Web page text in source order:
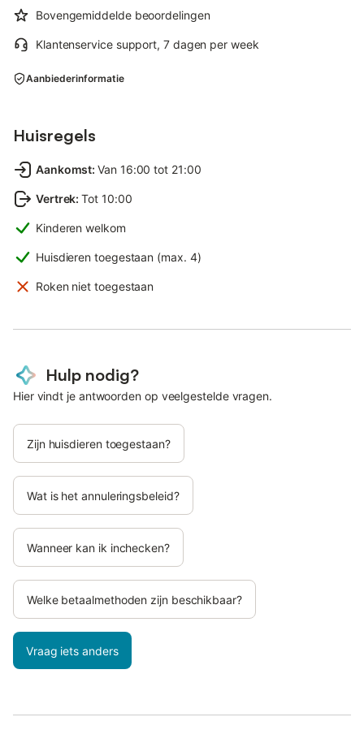
Bovengemiddelde beoordelingen
Klantenservice support, 7 dagen per week
Aanbiederinformatie
Huisregels
Aankomst: Van 16:00 tot 21:00
Vertrek: Tot 10:00
Kinderen welkom
Huisdieren toegestaan (max. 4)
Roken niet toegestaan
Hulp nodig?
Hier vindt je antwoorden op veelgestelde vragen.
Zijn huisdieren toegestaan?
Wat is het annuleringsbeleid?
Wanneer kan ik inchecken?
Welke betaalmethoden zijn beschikbaar?
Vraag iets anders